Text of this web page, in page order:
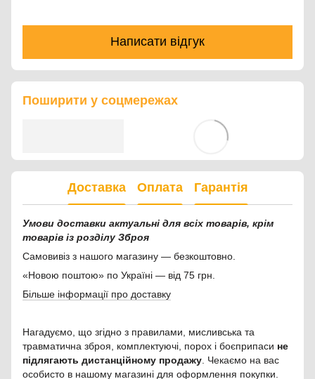
Написати відгук
Поширити у соцмережах
Доставка Оплата Гарантія
Умови доставки актуальні для всіх товарів, крім
товарів із розділу Зброя
Самовивіз з нашого магазину — безкоштовно.
«Новою поштою» по Україні — від 75 грн.
Більше інформації про доставку
Нагадуємо, що згідно з правилами, мисливська та
травматична зброя, комплектуючі, порох і боєприпаси не
підлягають дистанційному продажу . Чекаємо на вас
особисто в нашому магазині для оформлення покупки.